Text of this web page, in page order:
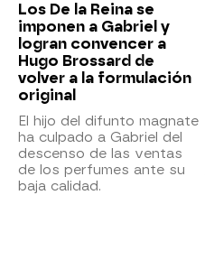
Los De la Reina se
imponen a Gabriel y
logran convencer a
Hugo Brossard de
volver a la formulación
original
El hijo del difunto magnate
ha culpado a Gabriel del
descenso de las ventas
de los perfumes ante su
baja calidad.